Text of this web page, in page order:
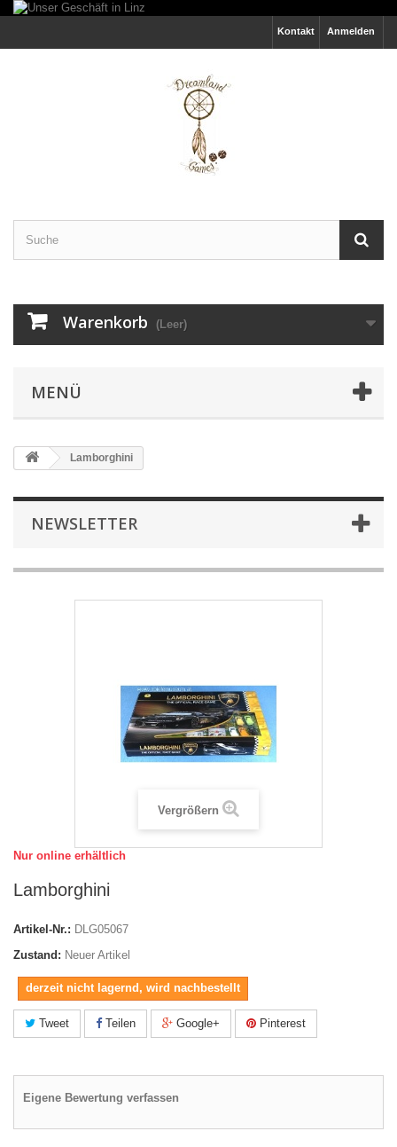
Anmelden
Kontakt
Warenkorb (Leer)
MENÜ
Lamborghini
NEWSLETTER
Vergrößern
Nur online erhältlich
Lamborghini
Artikel-Nr.: DLG05067
Zustand: Neuer Artikel
derzeit nicht lagernd, wird nachbestellt
Tweet Teilen Google+ Pinterest
Eigene Bewertung verfassen